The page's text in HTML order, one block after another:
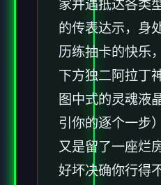
家并遇抵达各类
的传表达示，身
历练抽卡的快乐
下方独二阿拉丁
图中式的灵魂液
引你的逐个一步
又是留了一座烂
好坏决确你行得